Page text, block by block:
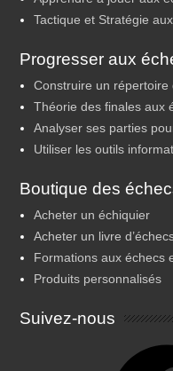
Tactique et Stratégie
Progresser aux
Construire un répertoire
Théorie des finales aux
Analyser ses parties
Utiliser les outils
Boutique des
Acheter un échiquier
Acheter un livre
Formations aux échecs
Produits personnalisés
Suivez-nous